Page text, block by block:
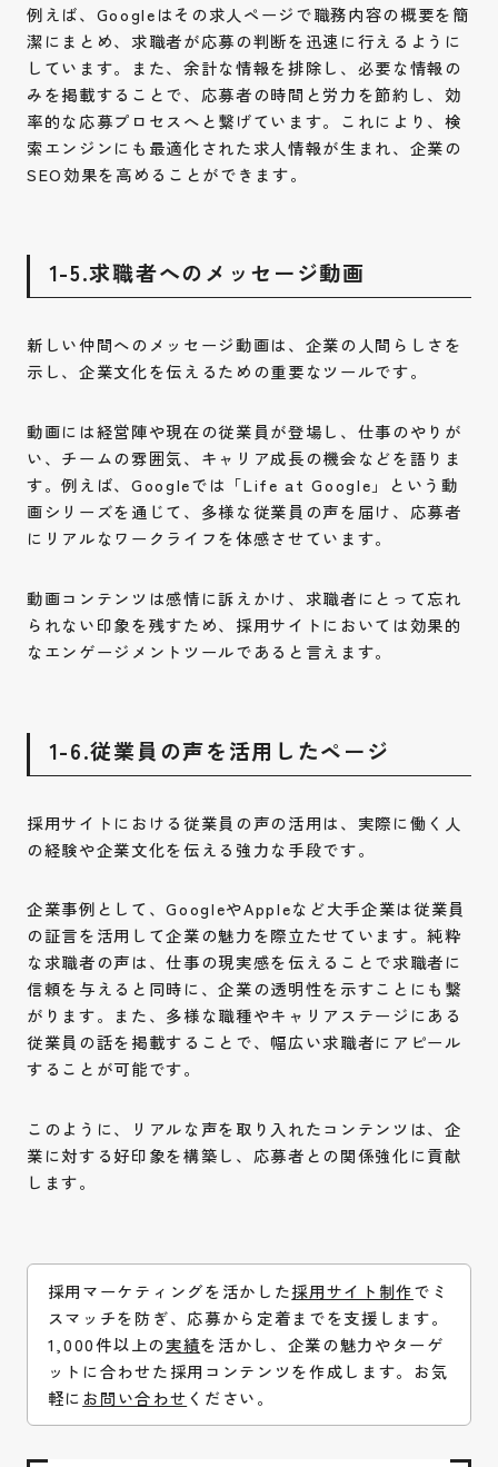
例えば、Googleはその求人ページで職務内容の概要を簡
潔にまとめ、求職者が応募の判断を迅速に行えるように
しています。また、余計な情報を排除し、必要な情報の
みを掲載することで、応募者の時間と労力を節約し、効
率的な応募プロセスへと繋げています。これにより、検
索エンジンにも最適化された求人情報が生まれ、企業の
SEO効果を高めることができます。
1-5.求職者へのメッセージ動画
新しい仲間へのメッセージ動画は、企業の人間らしさを
示し、企業文化を伝えるための重要なツールです。
動画には経営陣や現在の従業員が登場し、仕事のやりが
い、チームの雰囲気、キャリア成長の機会などを語りま
す。例えば、Googleでは「Life at Google」という動
画シリーズを通じて、多様な従業員の声を届け、応募者
にリアルなワークライフを体感させています。
動画コンテンツは感情に訴えかけ、求職者にとって忘れ
られない印象を残すため、採用サイトにおいては効果的
なエンゲージメントツールであると言えます。
1-6.従業員の声を活用したページ
採用サイトにおける従業員の声の活用は、実際に働く人
の経験や企業文化を伝える強力な手段です。
企業事例として、GoogleやAppleなど大手企業は従業員
の証言を活用して企業の魅力を際立たせています。純粋
な求職者の声は、仕事の現実感を伝えることで求職者に
信頼を与えると同時に、企業の透明性を示すことにも繋
がります。また、多様な職種やキャリアステージにある
従業員の話を掲載することで、幅広い求職者にアピール
することが可能です。
このように、リアルな声を取り入れたコンテンツは、企
業に対する好印象を構築し、応募者との関係強化に貢献
します。
採用マーケティングを活かした採用サイト制作でミ
スマッチを防ぎ、応募から定着までを支援します。
1,000件以上の実績を活かし、企業の魅力やターゲ
ットに合わせた採用コンテンツを作成します。お気
軽に お問い合わせください。